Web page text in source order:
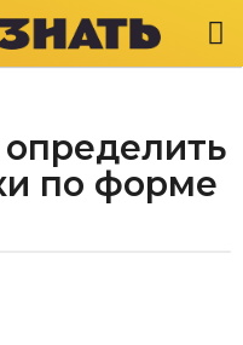
определить
по форме